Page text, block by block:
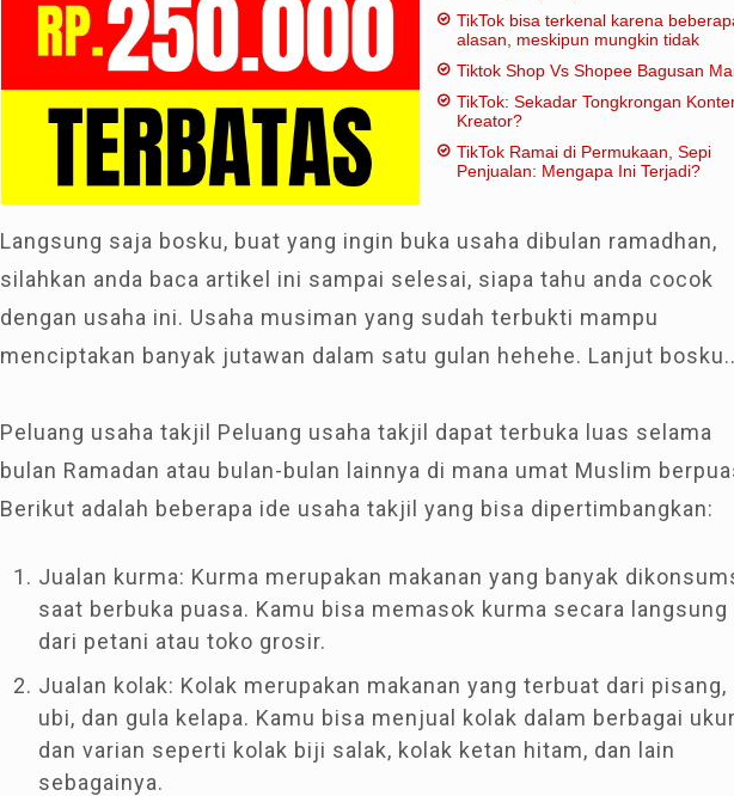
TikTok bisa terkenal karena
alasan, meskipun mungkin tidak
tradisional:
Tiktok Shop Vs Shopee Bagusan
TikTok: Sekadar Tongkrongan
Kreator?
TikTok Ramai di Permukaan, Sepi
Penjualan: Mengapa Ini Terjadi?
Langsung saja bosku, buat yang ingin buka usaha dibulan ramadhan,
silahkan anda baca artikel ini sampai selesai, siapa tahu anda cocok
dengan usaha ini. Usaha musiman yang sudah terbukti mampu
menciptakan banyak jutawan dalam satu gulan hehehe. Lanjut
Peluang usaha takjil Peluang usaha takjil dapat terbuka luas selama
bulan Ramadan atau bulan-bulan lainnya di mana umat Muslim
Berikut adalah beberapa ide usaha takjil yang bisa dipertimbangkan:
Jualan kurma: Kurma merupakan makanan yang banyak
saat berbuka puasa. Kamu bisa memasok kurma secara langsung
dari petani atau toko grosir.
Jualan kolak: Kolak merupakan makanan yang terbuat dari pisang,
ubi, dan gula kelapa. Kamu bisa menjual kolak dalam berbagai
dan varian seperti kolak biji salak, kolak ketan hitam, dan lain
sebagainya.